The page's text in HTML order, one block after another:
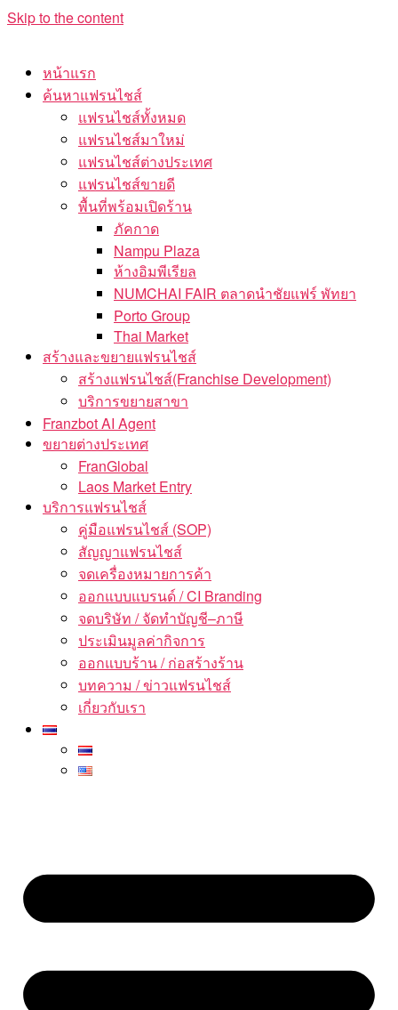
Skip to the content
หน้าแรก
ค้นหาแฟรนไชส์
แฟรนไชส์ทั้งหมด
แฟรนไชส์มาใหม่
แฟรนไชส์ต่างประเทศ
แฟรนไชส์ขายดี
พื้นที่พร้อมเปิดร้าน
ภัคกาด
Nampu Plaza
ห้างอิมพีเรียล
NUMCHAI FAIR ตลาดนำชัยแฟร์ พัทยา
Porto Group
Thai Market
สร้างและขยายแฟรนไชส์
สร้างแฟรนไชส์(Franchise Development)
บริการขยายสาขา
Franzbot AI Agent
ขยายต่างประเทศ
FranGlobal
Laos Market Entry
บริการแฟรนไชส์
คู่มือแฟรนไชส์ (SOP)
สัญญาแฟรนไชส์
จดเครื่องหมายการค้า
ออกแบบแบรนด์ / CI Branding
จดบริษัท / จัดทำบัญชี–ภาษี
ประเมินมูลค่ากิจการ
ออกแบบร้าน / ก่อสร้างร้าน
บทความ / ข่าวแฟรนไชส์
เกี่ยวกับเรา